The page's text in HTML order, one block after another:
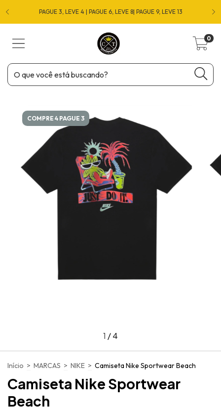
PAGUE 3, LEVE 4 | PAGUE 6, LEVE 8| PAGUE 9, LEVE 13
0
COMPRE 4 PAGUE 3
1 /4
Início > MARCAS > NIKE > Camiseta Nike Sportwear Beach
Camiseta Nike Sportwear
Beach